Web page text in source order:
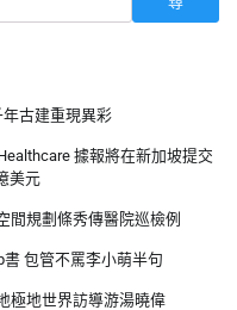
古建重現異彩
據報將在新加坡提交
美元
間規劃條秀傳醫院巡檢例
包管不罵李小萌半句
極地世界訪導游湯曉偉